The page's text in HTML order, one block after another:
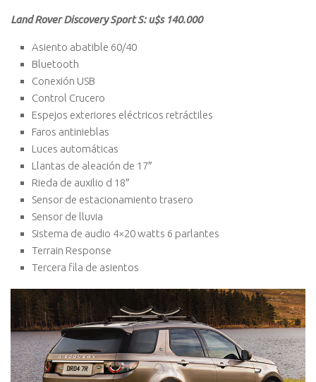
Land Rover Discovery Sport S: u$s 140.000
Asiento abatible 60/40
Bluetooth
Conexión USB
Control Crucero
Espejos exteriores eléctricos retráctiles
Faros antinieblas
Luces automáticas
Llantas de aleación de 17″
Rieda de auxilio d 18″
Sensor de estacionamiento trasero
Sensor de lluvia
Sistema de audio 4×20 watts 6 parlantes
Terrain Response
Tercera fila de asientos